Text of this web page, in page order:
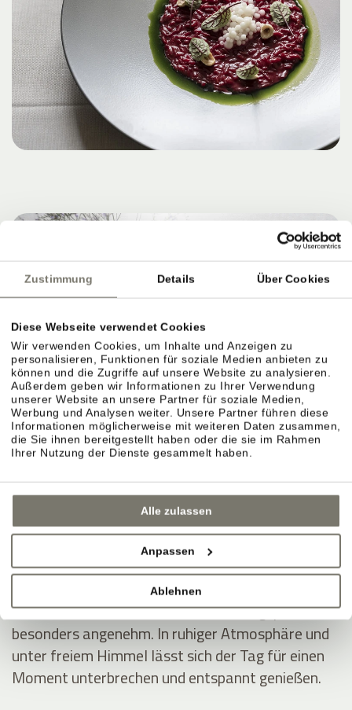
Zustimmung Details Über Cookies
Diese Webseite verwendet Cookies
Wir verwenden Cookies, um Inhalte und Anzeigen zu
personalisieren, Funktionen für soziale Medien anbieten zu
können und die Zugriffe auf unsere Website zu analysieren.
Außerdem geben wir Informationen zu Ihrer Verwendung
unserer Website an unsere Partner für soziale Medien,
Werbung und Analysen weiter. Unsere Partner führen diese
Informationen möglicherweise mit weiteren Daten zusammen,
die Sie ihnen bereitgestellt haben oder die sie im Rahmen
Ihrer Nutzung der Dienste gesammelt haben.
Alle zulassen
Anpassen
Ablehnen
GARTENTERRASSE IN EPPAN –
SCHATTEN, WEIN, GUTE GESPRÄCHE
Auf der Gartenterrasse wird die Mittagspause
besonders angenehm. In ruhiger Atmosphäre und
unter freiem Himmel lässt sich der Tag für einen
Moment unterbrechen und entspannt genießen.